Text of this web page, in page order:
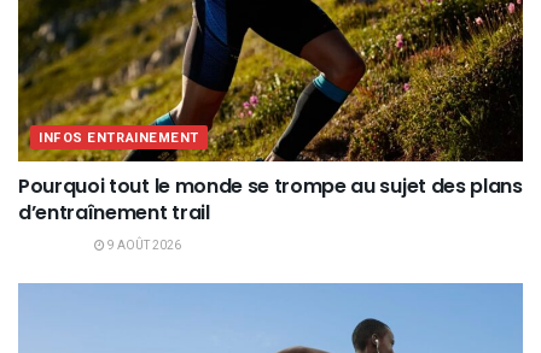
INFOS ENTRAINEMENT
Pourquoi tout le monde se trompe au sujet des plans
d’entraînement trail
9 AOÛT 2026